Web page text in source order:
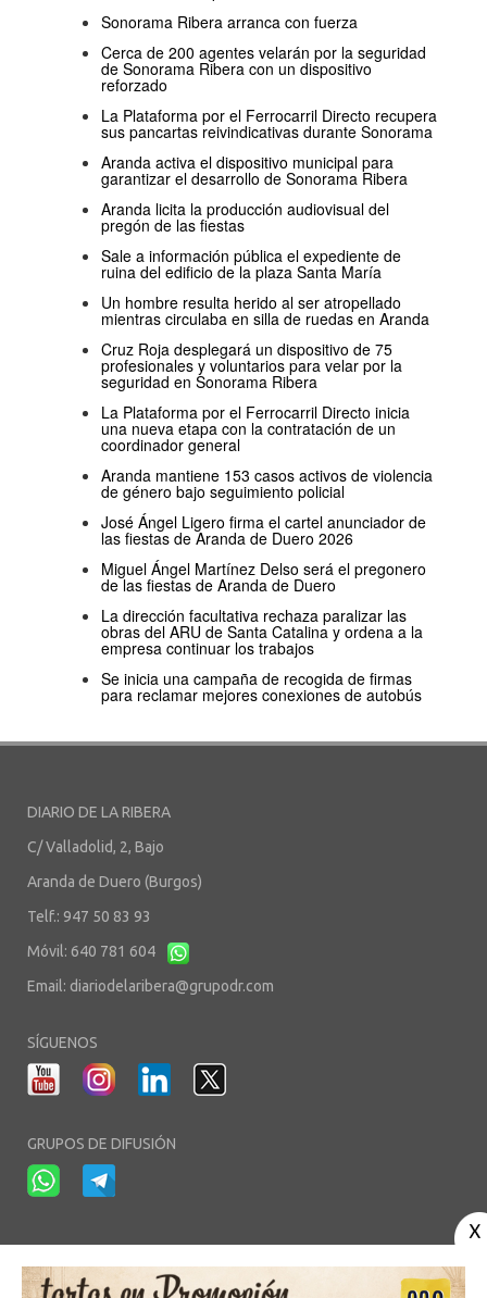
Sonorama Ribera arranca con fuerza
Cerca de 200 agentes velarán por la seguridad
de Sonorama Ribera con un dispositivo
reforzado
La Plataforma por el Ferrocarril Directo recupera
sus pancartas reivindicativas durante Sonorama
Aranda activa el dispositivo municipal para
garantizar el desarrollo de Sonorama Ribera
Aranda licita la producción audiovisual del
pregón de las fiestas
Sale a información pública el expediente de
ruina del edificio de la plaza Santa María
Un hombre resulta herido al ser atropellado
mientras circulaba en silla de ruedas en Aranda
Cruz Roja desplegará un dispositivo de 75
profesionales y voluntarios para velar por la
seguridad en Sonorama Ribera
La Plataforma por el Ferrocarril Directo inicia
una nueva etapa con la contratación de un
coordinador general
Aranda mantiene 153 casos activos de violencia
de género bajo seguimiento policial
José Ángel Ligero firma el cartel anunciador de
las fiestas de Aranda de Duero 2026
Miguel Ángel Martínez Delso será el pregonero
de las fiestas de Aranda de Duero
La dirección facultativa rechaza paralizar las
obras del ARU de Santa Catalina y ordena a la
empresa continuar los trabajos
Se inicia una campaña de recogida de firmas
para reclamar mejores conexiones de autobús
DIARIO DE LA RIBERA
C/ Valladolid, 2, Bajo
Aranda de Duero (Burgos)
Telf.: 947 50 83 93
Móvil: 640 781 604
Email: diariodelaribera@grupodr.com
SÍGUENOS
GRUPOS DE DIFUSIÓN